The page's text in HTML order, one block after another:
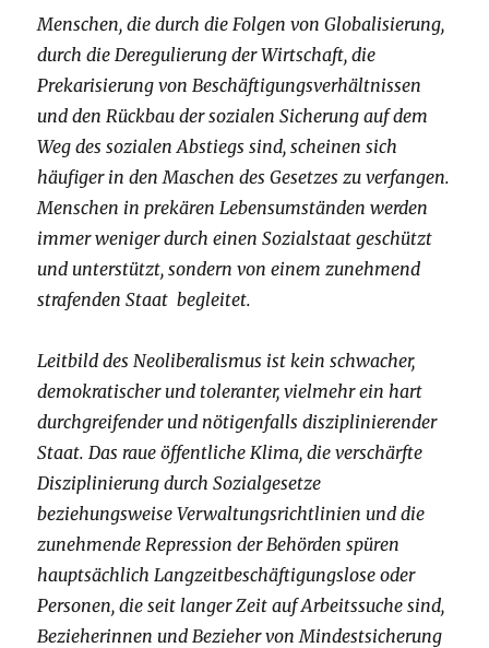
Menschen, die durch die Folgen von Globalisierung,
durch die Deregulierung der Wirtschaft, die
Prekarisierung von Beschäftigungsverhältnissen
und den Rückbau der sozialen Sicherung auf dem
Weg des sozialen Abstiegs sind, scheinen sich
häufiger in den Maschen des Gesetzes zu verfangen.
Menschen in prekären Lebensumständen werden
immer weniger durch einen Sozialstaat geschützt
und unterstützt, sondern von einem zunehmend
strafenden Staat begleitet.
Leitbild des Neoliberalismus ist kein schwacher,
demokratischer und toleranter, vielmehr ein hart
durchgreifender und nötigenfalls disziplinierender
Staat. Das raue öffentliche Klima, die verschärfte
Disziplinierung durch Sozialgesetze
beziehungsweise Verwaltungsrichtlinien und die
zunehmende Repression der Behörden spüren
hauptsächlich Langzeitbeschäftigungslose oder
Personen, die seit langer Zeit auf Arbeitssuche sind,
Bezieherinnen und Bezieher von Mindestsicherung